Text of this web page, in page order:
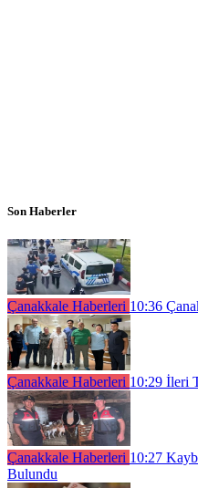
Son Haberler
Çanakkale Haberleri 10:36
Çanakkale Haberleri 10:29 İleri
Çanakkale Haberleri 10:27
Bulundu